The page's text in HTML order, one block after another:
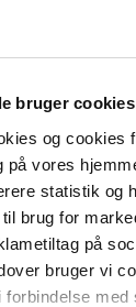
bruger cookies
og cookies
på vores
statistik og
brug for
på
bruger vi
forbindelse med
– mellem
sig til
der
handicap og